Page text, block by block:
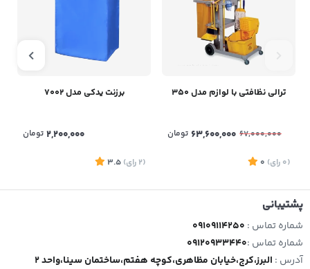
ترالی نظافتی با لوازم مدل 350
67,000,000
63,600,000 تومان
(0 رای)
0
برزنت یدکی مدل 7002
2,200,000 تومان
(2 رای)
3.5
پشتیبانی
شماره تماس : 09109114250
شماره تماس :09120933440
آدرس : البرز،کرج،خیابان مظاهری،کوچه هفتم،ساختمان سینا،واحد 2